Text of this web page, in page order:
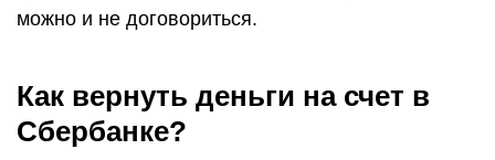
можно и не договориться.
Как вернуть деньги на счет в
Сбербанке?